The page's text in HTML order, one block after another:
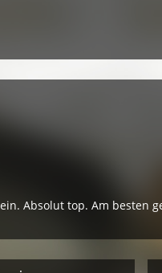
Absolut top. Am besten